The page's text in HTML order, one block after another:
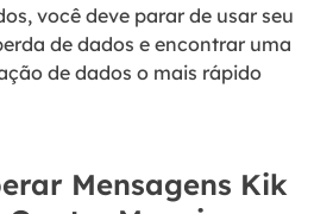
você deve parar de usar seu
de dados e encontrar uma
de dados o mais rápido
Mensagens Kik